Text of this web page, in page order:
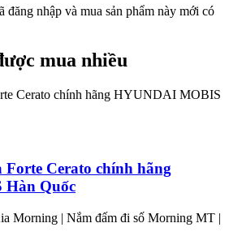
đăng nhập và mua sản phẩm này mới có
mua nhiều
Cerato chính hãng
Quốc